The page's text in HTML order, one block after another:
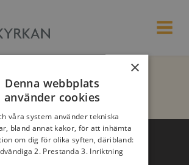
×
Denna webbplats
använder cookies
våra system använder tekniska
bland annat kakor, för att inhämta
om dig för olika syften, däribland:
2. Prestanda 3. Inriktning